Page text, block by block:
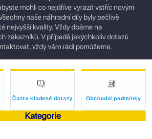
mohli co nejdříve vyrazit vstříc novým
naše náhradní díly byly pečlivě
nejvyšší kvality. Vždy dbáme na
zákazníků. V případě jakýchkoliv dotazů
vždy vám rádi pomůžeme.
Často kladené dotazy Obchodní podmínky
Kategorie